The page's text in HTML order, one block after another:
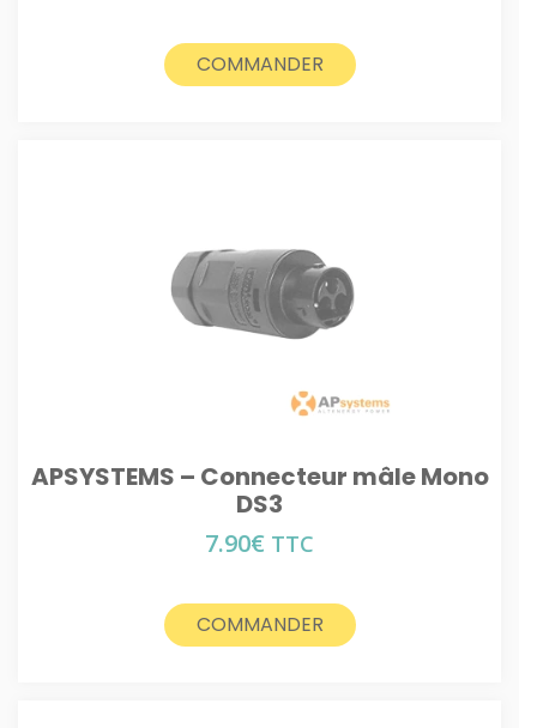
COMMANDER
APSYSTEMS – Connecteur mâle Mono
DS3
7.90€ TTC
COMMANDER